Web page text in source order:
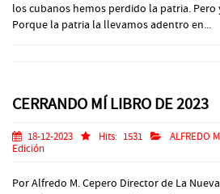
los cubanos hemos perdido la patria.
Porque la patria la llevamos adentro en...
CERRANDO MÍ LIBRO DE 2023
18-12-2023 Hits: 1531 ALFREDO
Edición
Por Alfredo M. Cepero Director de La